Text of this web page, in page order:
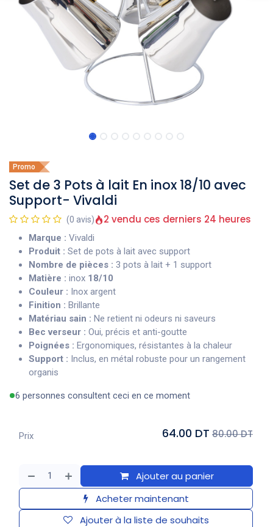
Promo
Set de 3 Pots à lait En inox 18/10 avec
Support- Vivaldi
(0 avis) 2 vendu ces derniers 24 heures
Marque : Vivaldi
Produit : Set de pots à lait avec support
Nombre de pièces : 3 pots à lait + 1 support
Matière : inox 18/10
Couleur : Inox argent
Finition : Brillante
Matériau sain : Ne retient ni odeurs ni saveurs
Bec verseur : Oui, précis et anti-goutte
Poignées : Ergonomiques, résistantes à la chaleur
Support : Inclus, en métal robuste pour un rangement
organis
6 personnes consultent ceci en ce moment
Ajouter au panier
Acheter maintenant
Ajouter à la liste de souhaits
Prix 64.00 DT 80.00 DT